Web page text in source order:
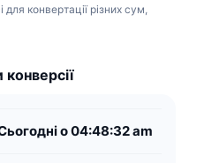
конвертації різних сум,
о 04:48:32 am